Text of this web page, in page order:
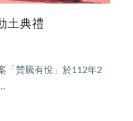
土典禮
「贊騰有悅」於112年2